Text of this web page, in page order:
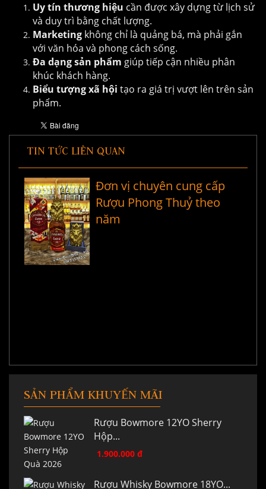
Uy tín thương hiệu cần được xây dựng từ lịch sử
và duy trì bằng chất lượng.
Marketing không chỉ là quảng bá, mà phải gắn
với văn hóa và phong cách sống.
Đa dạng sản phẩm giúp tiếp cận nhiều phân
khúc khách hàng.
Biểu tượng xã hội tạo ra giá trị vượt lên trên sản
phẩm.
TIN TỨC LIÊN QUAN
Đơn vị chuyên cung cấp
Rượu Phong Thuỷ theo
năm
SẢN PHẨM KHUYẾN MÃI
Rượu Bowmore 12YO Sherry
Hộp...
1.900.000 đ
Rượu Whisky Bowmore 18YO...